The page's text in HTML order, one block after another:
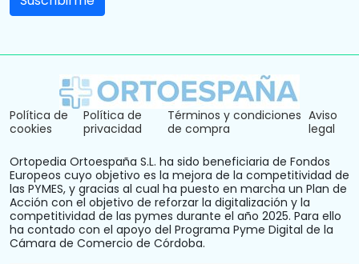
Política de
cookies
Política de
privacidad
Términos y condiciones
de compra
Aviso
legal
Ortopedia Ortoespaña S.L. ha sido beneficiaria de Fondos
Europeos cuyo objetivo es la mejora de la competitividad de
las PYMES, y gracias al cual ha puesto en marcha un Plan de
Acción con el objetivo de reforzar la digitalización y la
competitividad de las pymes durante el año 2025. Para ello
ha contado con el apoyo del Programa Pyme Digital de la
Cámara de Comercio de Córdoba.